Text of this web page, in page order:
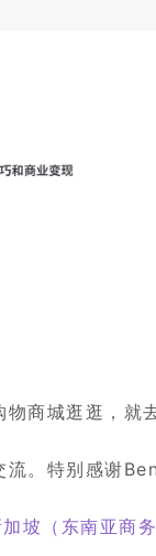
商城逛逛，就
。特别感谢Ben
坡（东南亚商务